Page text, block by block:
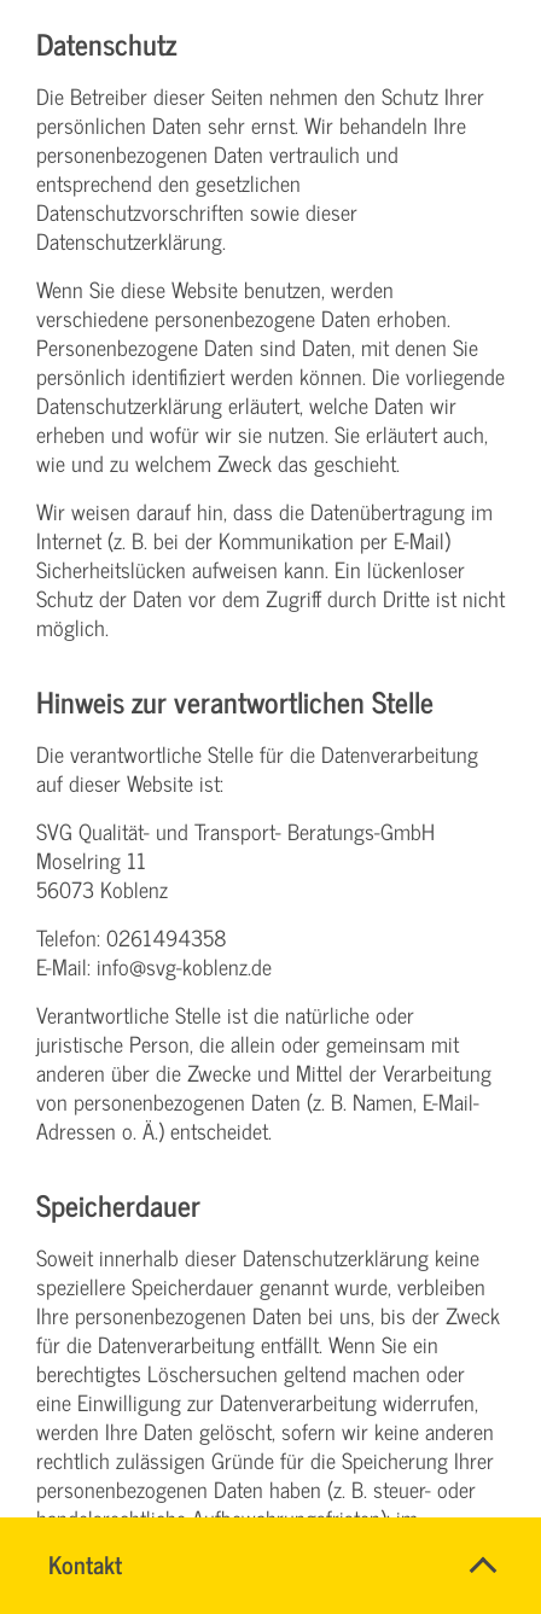
Kontakt
INGO
Name*
Datenschutz
Die Betreiber dieser Seiten nehmen den Schutz Ihrer
persönlichen Daten sehr ernst. Wir behandeln Ihre
personenbezogenen Daten vertraulich und
entsprechend den gesetzlichen
Datenschutzvorschriften sowie dieser
Datenschutzerklärung.
Wenn Sie diese Website benutzen, werden
verschiedene personenbezogene Daten erhoben.
Personenbezogene Daten sind Daten, mit denen Sie
persönlich identifiziert werden können. Die vorliegende
Datenschutzerklärung erläutert, welche Daten wir
erheben und wofür wir sie nutzen. Sie erläutert auch,
wie und zu welchem Zweck das geschieht.
Wir weisen darauf hin, dass die Datenübertragung im
Internet (z. B. bei der Kommunikation per E-Mail)
Sicherheitslücken aufweisen kann. Ein lückenloser
Schutz der Daten vor dem Zugriff durch Dritte ist nicht
möglich.
Hinweis zur verantwortlichen Stelle
Die verantwortliche Stelle für die Datenverarbeitung
auf dieser Website ist:
SVG Qualität- und Transport- Beratungs-GmbH
Moselring 11
56073 Koblenz
Telefon: 0261494358
E-Mail: info@svg-koblenz.de
Verantwortliche Stelle ist die natürliche oder
juristische Person, die allein oder gemeinsam mit
anderen über die Zwecke und Mittel der Verarbeitung
von personenbezogenen Daten (z. B. Namen, E-Mail-
Adressen o. Ä.) entscheidet.
Speicherdauer
Soweit innerhalb dieser Datenschutzerklärung keine
speziellere Speicherdauer genannt wurde, verbleiben
Ihre personenbezogenen Daten bei uns, bis der Zweck
für die Datenverarbeitung entfällt. Wenn Sie ein
berechtigtes Löschersuchen geltend machen oder
eine Einwilligung zur Datenverarbeitung widerrufen,
werden Ihre Daten gelöscht, sofern wir keine anderen
rechtlich zulässigen Gründe für die Speicherung Ihrer
personenbezogenen Daten haben (z. B. steuer- oder
handelsrechtliche Aufbewahrungsfristen); im
letztgenannten Fall erfolgt die Löschung nach Fortfall
dieser Gründe.